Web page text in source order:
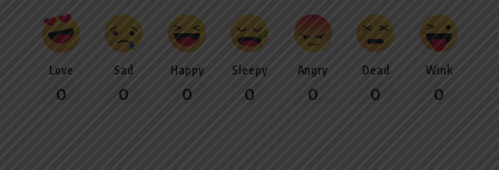
Love
0
Sad
0
Happy
0
Sleepy
0
Angry
0
Dead
0
Wink
0